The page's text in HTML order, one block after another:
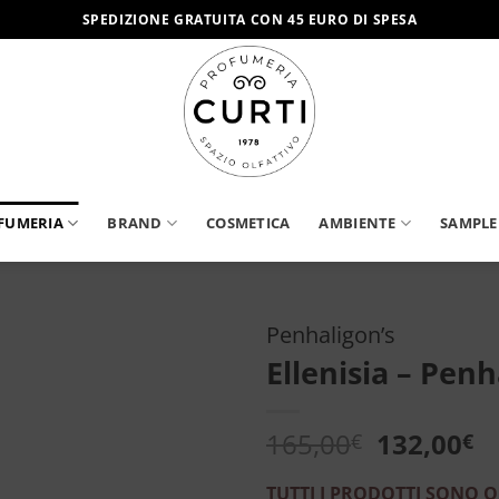
SPEDIZIONE GRATUITA CON 45 EURO DI SPESA
BRAND COSMETICA AMBIENTE
Penhaligon’s
Ellenisia –
165,00€ Il
prezzo
132,00€Il
TUTTI I PRODOTTI SONO